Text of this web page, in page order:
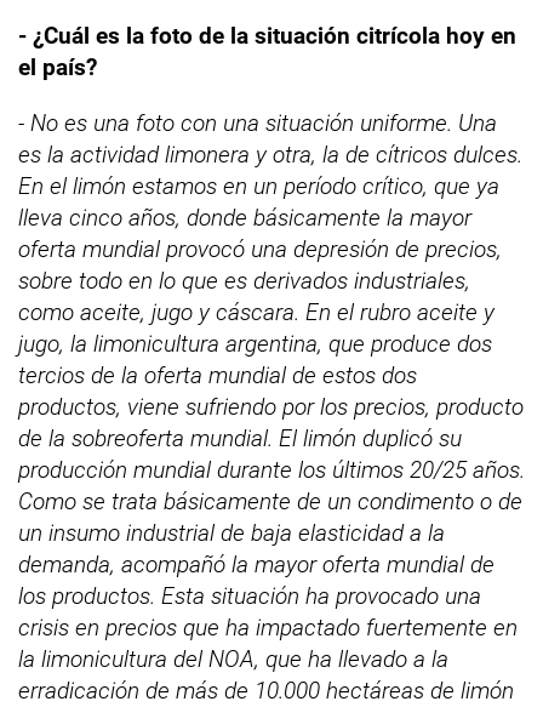
- ¿Cuál es la foto de la situación citrícola hoy en
el país?
- No es una foto con una situación uniforme. Una
es la actividad limonera y otra, la de cítricos dulces.
En el limón estamos en un período crítico, que ya
lleva cinco años, donde básicamente la mayor
oferta mundial provocó una depresión de precios,
sobre todo en lo que es derivados industriales,
como aceite, jugo y cáscara. En el rubro aceite y
jugo, la limonicultura argentina, que produce dos
tercios de la oferta mundial de estos dos
productos, viene sufriendo por los precios, producto
de la sobreoferta mundial. El limón duplicó su
producción mundial durante los últimos 20/25 años.
Como se trata básicamente de un condimento o de
un insumo industrial de baja elasticidad a la
demanda, acompañó la mayor oferta mundial de
los productos. Esta situación ha provocado una
crisis en precios que ha impactado fuertemente en
la limonicultura del NOA, que ha llevado a la
erradicación de más de 10.000 hectáreas de limón